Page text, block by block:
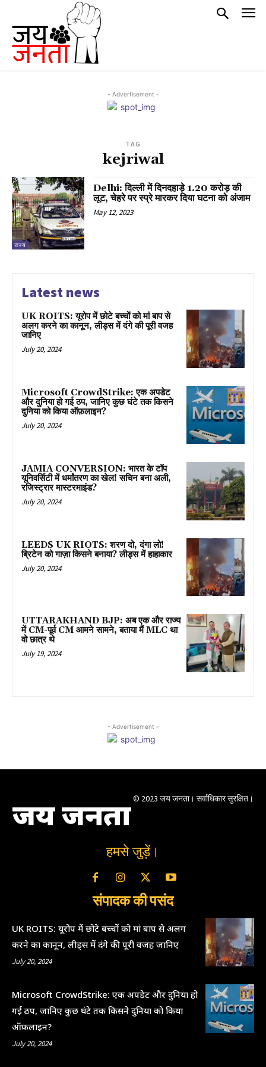
- Advertisement -
TAG
kejriwal
राज्य
Delhi: दिल्ली में दिनदहाड़े 1.20 करोड़ की
लूट, चेहरे पर स्प्रे मारकर दिया घटना को अंजाम
May 12, 2023
Latest news
UK ROITS: यूरोप में छोटे बच्चों को मां बाप से
अलग करने का कानून, लीड्स में दंगे की पूरी वजह
जानिए
July 20, 2024
Microsoft CrowdStrike: एक अपडेट
और दुनिया हो गई ठप, जानिए कुछ घंटे तक किसने
दुनिया को किया ऑफ़लाइन?
July 20, 2024
JAMIA CONVERSION: भारत के टॉप
यूनिवर्सिटी में धर्मांतरण का खेल! सचिन बना अली,
रजिस्ट्रार मास्टरमाइंड?
July 20, 2024
LEEDS UK RIOTS: शरण दो, दंगा लो!
ब्रिटेन को गाज़ा किसने बनाया? लीड्स में हाहाकार
July 20, 2024
UTTARAKHAND BJP: अब एक और राज्य
में CM-पूर्व CM आमने सामने, बताया मैं MLC था
वो छात्र थे
July 19, 2024
- Advertisement -
जय जनता © 2023 जय जनता। सर्वाधिकार सुरक्षित।
हमसे जुड़ें।
संपादक की पसंद
UK ROITS: यूरोप में छोटे बच्चों को मां बाप से अलग
करने का कानून, लीड्स में दंगे की पूरी वजह जानिए
July 20, 2024
Microsoft CrowdStrike: एक अपडेट और दुनिया हो
गई ठप, जानिए कुछ घंटे तक किसने दुनिया को किया
ऑफ़लाइन?
July 20, 2024